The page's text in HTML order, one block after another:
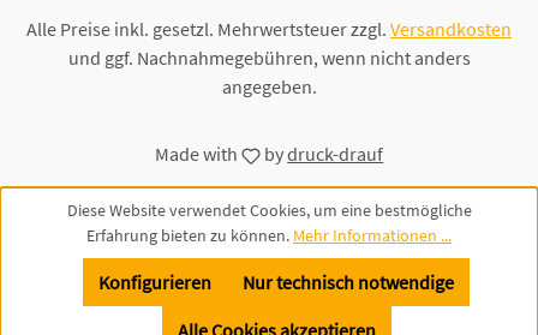
Alle Preise inkl. gesetzl. Mehrwertsteuer zzgl. Versandkosten
und ggf. Nachnahmegebühren, wenn nicht anders
angegeben.
Made with bydruck-drauf
Diese Website verwendet Cookies, um eine bestmögliche
Erfahrung bieten zu können. Mehr Informationen ...
Nur technisch notwendige
Konfigurieren
Alle Cookies akzeptieren